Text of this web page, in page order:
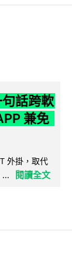
話跨軟
兼免
外掛，取代
閱讀全文